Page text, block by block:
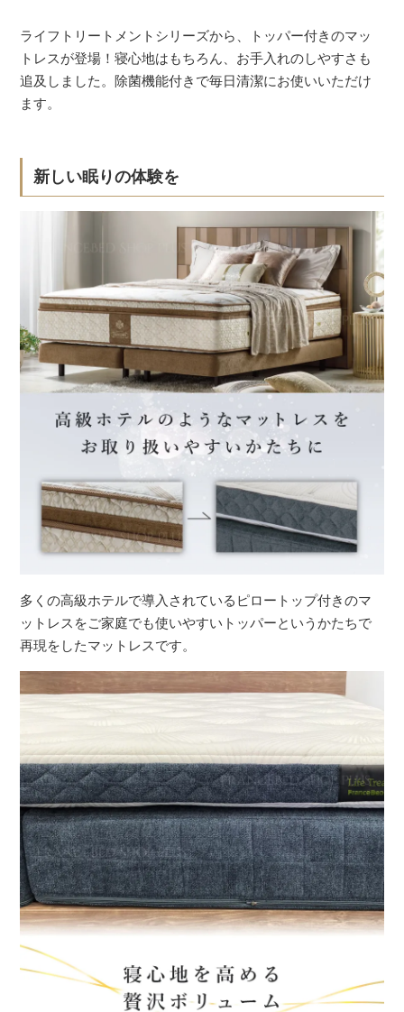
ライフトリートメントシリーズから、トッパー付きのマッ
トレスが登場！寝心地はもちろん、お手入れのしやすさも
追及しました。除菌機能付きで毎日清潔にお使いいただけ
ます。
新しい眠りの体験を
多くの高級ホテルで導入されているピロートップ付きのマ
ットレスをご家庭でも使いやすいトッパーというかたちで
再現をしたマットレスです。